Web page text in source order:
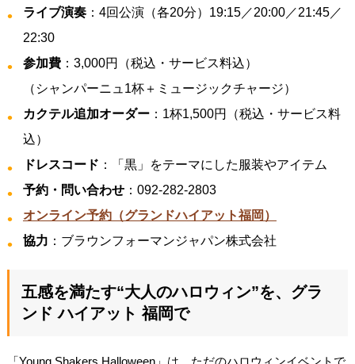
ライブ演奏：4回公演（各20分）19:15／20:00／21:45／
22:30
参加費：3,000円（税込・サービス料込）
（シャンパーニュ1杯＋ミュージックチャージ）
カクテル追加オーダー：1杯1,500円（税込・サービス料
込）
ドレスコード ：「黒」をテーマにした服装やアイテム
予約・問い合わせ：092-282-2803
オンライン予約（グランドハイアット福岡）
協力 ：ブラウンフォーマンジャパン株式会社
五感を満たす“大人のハロウィン”を、グラ
ンド ハイアット 福岡で